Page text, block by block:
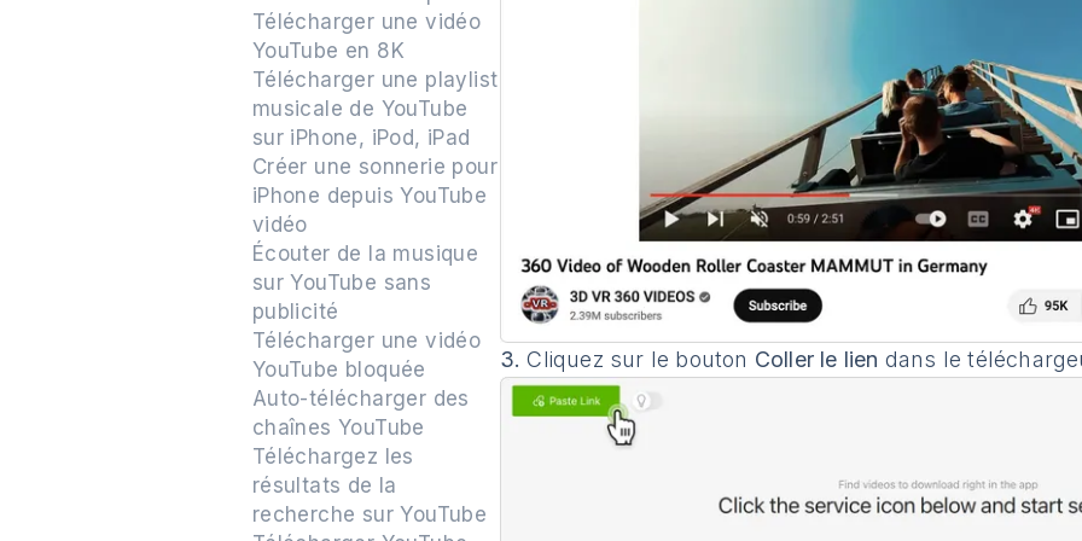
Télécharger une vidéo
YouTube en 8K
Télécharger une playlist
musicale de YouTube
sur iPhone, iPod, iPad
Créer une sonnerie pour
iPhone depuis YouTube
vidéo
Écouter de la musique
sur YouTube sans
publicité
Télécharger une vidéo
YouTube bloquée
Auto-télécharger des
chaînes YouTube
Téléchargez les
résultats de la
recherche sur YouTube
3. Cliquez sur le bouton Coller le lien dans le